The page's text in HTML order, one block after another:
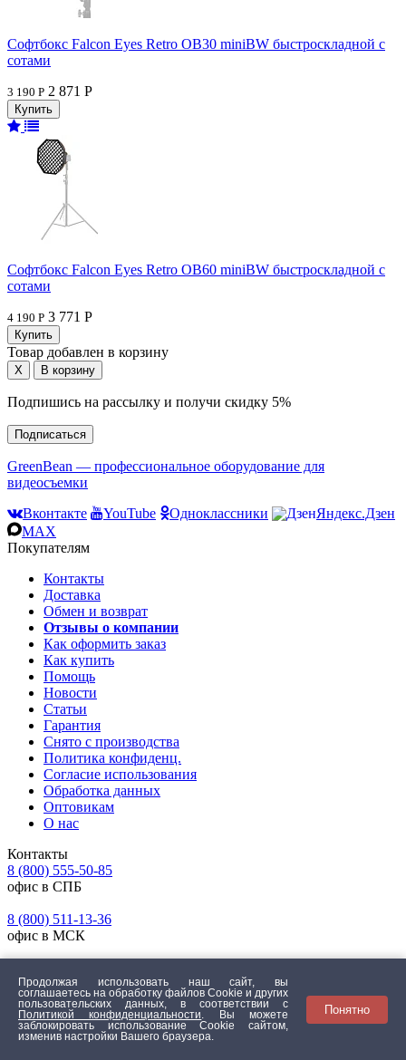
Софтбокс Falcon Eyes Retro OB30 miniBW быстроскладной с
сотами
3 190 Р 2 871 Р
Софтбокс Falcon Eyes Retro OB60 miniBW быстроскладной с
сотами
4 190 Р 3 771 Р
Товар добавлен в корзину
Подпишись на рассылку и получи скидку 5%
Подписаться
GreenBean — профессиональное оборудование для
видеосъемки
Вконтакте
YouTube Одноклассники
Яндекс.Дзен
MAX
Покупателям
Контакты
Доставка
Обмен и возврат
Отзывы о компании
Как оформить заказ
Как купить
Помощь
Новости
Статьи
Гарантия
Снято с производства
Политика конфиденц.
Согласие использования
Обработка данных
Оптовикам
О нас
Контакты
8 (800) 555-50-85
офис в СПБ
8 (800) 511-13-36
офис в МСК
Обратная связь
Жалобы и предложения
Адреса розничных магазинов
Принимаем к оплате
Продолжая использовать наш сайт, вы
соглашаетесь на обработку файлов Сookie и других
пользовательских данных, в соответствии с
Политикой конфиденциальности
. Вы можете
заблокировать использование Cookie сайтом,
изменив настройки Вашего браузера.
Понятно